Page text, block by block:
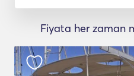
Fiyata her zaman